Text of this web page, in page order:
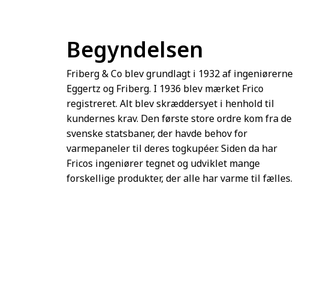
Begyndelsen
Friberg & Co blev grundlagt i 1932 af ingeniørerne
Eggertz og Friberg. I 1936 blev mærket Frico
registreret. Alt blev skræddersyet i henhold til
kundernes krav. Den første store ordre kom fra de
svenske statsbaner, der havde behov for
varmepaneler til deres togkupéer. Siden da har
Fricos ingeniører tegnet og udviklet mange
forskellige produkter, der alle har varme til fælles.